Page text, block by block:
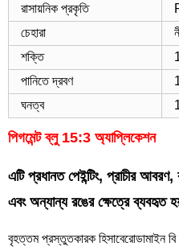
রাসায়নিক প্রকৃতি
চেহারা
শক্তি
পানিতে দ্রবণ
ঘনত্ব
পিগমেন্ট ব্লু 15:3 অ্যাপ্লিকেশন
এটি প্রধানত পেইন্টিং, প্রাচীর
এবং অন্যান্য রঙের ক্ষেত্রে ব্যবহৃত
বৃহত্তম প্রস্তুতকারক হিসাবেরোডামাইন